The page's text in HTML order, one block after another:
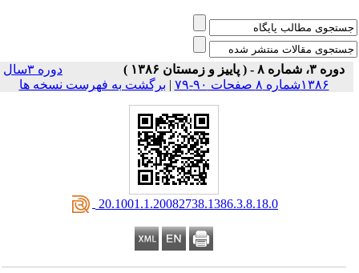
دوره ۳، شماره ۸ - ( پاییز و زمستان ۱۳۸۶ )
دوره ۳سال
۱۳۸۶شماره ۸ صفحات ۹۰-۷۹
|برگشت به فهرست نسخه ها
‎ 20.1001.1.20082738.1386.3.8.18.0